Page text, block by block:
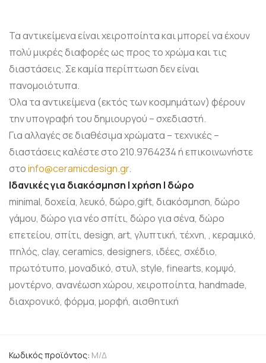
Τα αντικείμενα είναι χειροποίητα και μπορεί να έχουν
πολύ μικρές διαφορές ως προς το χρώμα και τις
διαστάσεις. Σε καμία περίπτωση δεν είναι
πανομοιότυπα.
Όλα τα αντικείμενα (εκτός των κοσμημάτων) φέρουν
την υπογραφή του δημιουργού – σχεδιαστή.
Για αλλαγές σε διαθέσιμα χρώματα – τεχνικές –
διαστάσεις καλέστε στο 210.9764234 ή επικοινωνήστε
στοinfo@ceramicdesign.gr.
Ιδανικές για διακόσμηση | χρήση | δώρο
minimal, δοχεία, λευκό, δώρο,gift, διακόσμηση, δώρο
γάμου, δώρο για νέο σπίτι, δώρο για σένα, δώρο
επετείου, σπίτι, design, art, γλυπτική, τέχνη, , κεραμικό,
πηλός, clay, ceramics, designers, ιδέες, σχέδιο,
πρωτότυπο, μοναδικό, στυλ, style, finearts, κομψό,
μοντέρνο, ανανέωση χώρου, χειροποίητα, handmade,
διαχρονικό, φόρμα, μορφή, αισθητική
Κωδικός προϊόντος: Μ/Δ